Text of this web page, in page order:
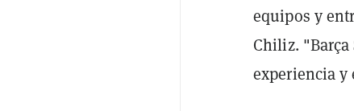
equipos y
Chiliz.
experiencia y